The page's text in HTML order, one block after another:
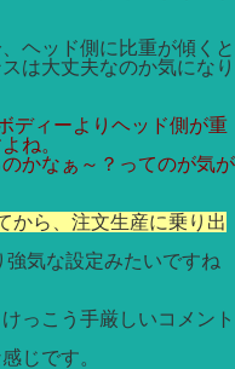
ヘッド側に比重が傾くと
は大丈夫なのか気になり
ディーよりヘッド側が重
ね。
かなぁ～？ってのが気が
から、注文生産に乗り出
強気な設定みたいですね
っこう手厳しいコメント
じです。